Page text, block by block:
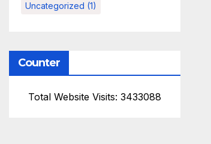
Uncategorized (1)
Counter
Total Website Visits: 3433088